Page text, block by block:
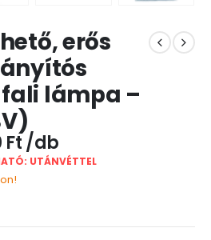
erős
lámpa –
Ft
UTÁNVÉTTEL